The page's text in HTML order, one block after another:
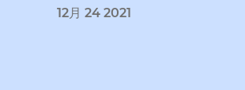
12月 24 2021